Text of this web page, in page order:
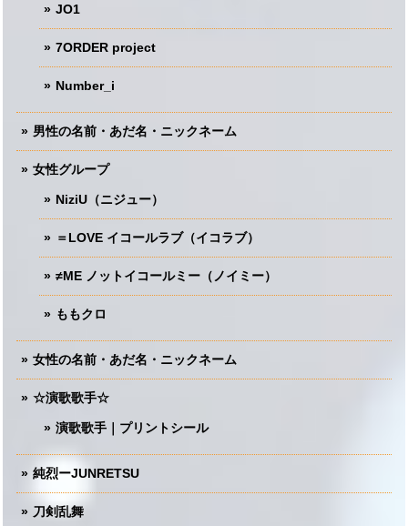
JO1
7ORDER project
Number_i
男性の名前・あだ名・ニックネーム
女性グループ
NiziU（ニジュー）
＝LOVE イコールラブ（イコラブ）
≠ME ノットイコールミー（ノイミー）
ももクロ
女性の名前・あだ名・ニックネーム
☆演歌歌手☆
演歌歌手｜プリントシール
純烈ーJUNRETSU
刀剣乱舞